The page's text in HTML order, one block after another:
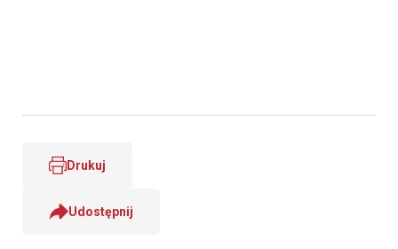
Drukuj
Udostępnij